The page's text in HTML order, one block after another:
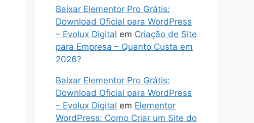
Baixar Elementor Pro Grátis:
Download Oficial para WordPress
– Evolux Digital em Criação de Site
para Empresa – Quanto Custa em
2026?
Baixar Elementor Pro Grátis:
Download Oficial para WordPress
– Evolux Digital em Elementor
WordPress: Como Criar um Site do